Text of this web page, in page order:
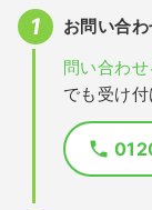
お問い合
問い合わせ
でも受け付